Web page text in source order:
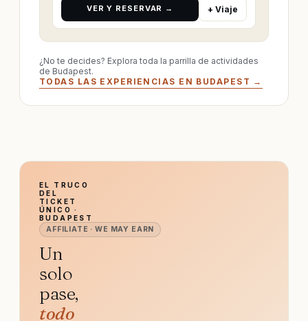
VER Y RESERVAR → + Viaje
¿No te decides? Explora toda la parrilla de actividades
de Budapest.
TODAS LAS EXPERIENCIAS EN BUDAPEST →
EL TRUCO
DEL
TICKET
ÚNICO ·
BUDAPEST
AFFILIATE · WE MAY EARN
Un
solo
pase,
todo